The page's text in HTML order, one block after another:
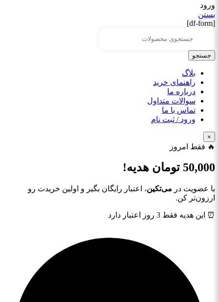
ورود
بستن
[df-form]
جستجو
بلاگ
راهنمای خرید
درباره ما
سوالات متداول
تماس با ما
ورود / ثبت نام
×
🔥 فقط امروز
50,000 تومان هدیه!
با عضویت در می‌تکین، اعتبار رایگان بگیر و اولین خریدت رو
ارزون‌تر کن.
⏰ این هدیه فقط 3 روز اعتبار دارد